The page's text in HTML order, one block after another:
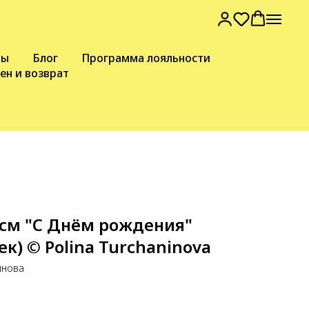
Блог
Программа лояльности
и возврат
"С Днём рождения"
© Polina Turchaninova